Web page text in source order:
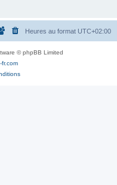
Heures au format UTC+02:00
© phpBB Limited